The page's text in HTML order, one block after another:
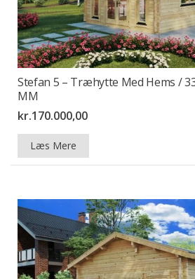
Stefan 5 – Træhytte Med Hems /
MM
kr.170.000,00
Læs Mere